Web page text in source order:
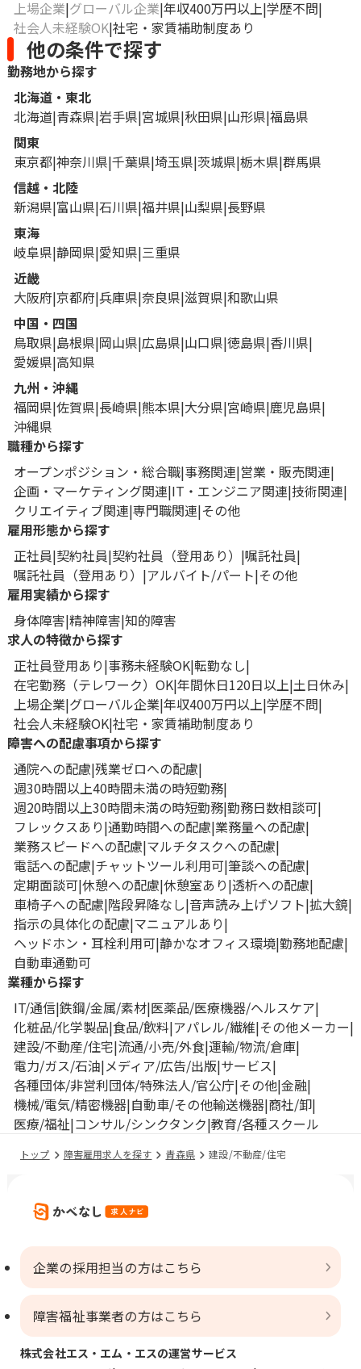
上場企業 グローバル企業 年収400万円以上 学歴不問
社会人未経験OK 社宅・家賃補助制度あり
他の条件で探す
勤務地から探す
北海道・東北
北海道 青森県 岩手県 宮城県 秋田県 山形県 福島県
関東
東京都 神奈川県 千葉県 埼玉県 茨城県 栃木県 群馬県
信越・北陸
新潟県 富山県 石川県 福井県 山梨県 長野県
東海
岐阜県 静岡県 愛知県 三重県
近畿
大阪府 京都府 兵庫県 奈良県 滋賀県 和歌山県
中国・四国
鳥取県 島根県 岡山県 広島県 山口県 徳島県 香川県
愛媛県 高知県
九州・沖縄
福岡県 佐賀県 長崎県 熊本県 大分県 宮崎県 鹿児島県
沖縄県
職種から探す
オープンポジション・総合職 事務関連 営業・販売関連
企画・マーケティング関連 IT・エンジニア関連 技術関連
クリエイティブ関連 専門職関連 その他
雇用形態から探す
正社員 契約社員 契約社員（登用あり）
嘱託社員
嘱託社員（登用あり）
アルバイト/パート その他
雇用実績から探す
身体障害 精神障害 知的障害
求人の特徴から探す
正社員登用あり 事務未経験OK 転勤なし
在宅勤務（テレワーク）OK 年間休日120日以上 土日休み
上場企業 グローバル企業 年収400万円以上 学歴不問
社会人未経験OK 社宅・家賃補助制度あり
障害への配慮事項から探す
通院への配慮 残業ゼロへの配慮
週30時間以上40時間未満の時短勤務
週20時間以上30時間未満の時短勤務 勤務日数相談可
フレックスあり 通勤時間への配慮 業務量への配慮
業務スピードへの配慮 マルチタスクへの配慮
電話への配慮 チャットツール利用可 筆談への配慮
定期面談可 休憩への配慮 休憩室あり 透析への配慮
車椅子への配慮 階段昇降なし 音声読み上げソフト 拡大鏡
指示の具体化の配慮 マニュアルあり
ヘッドホン・耳栓利用可 静かなオフィス環境 勤務地配慮
自動車通勤可
業種から探す
IT/通信 鉄鋼/金属/素材 医薬品/医療機器/ヘルスケア
化粧品/化学製品 食品/飲料 アパレル/繊維 その他メーカー
建設/不動産/住宅 流通/小売/外食 運輸/物流/倉庫
電力/ガス/石油 メディア/広告/出版 サービス
各種団体/非営利団体/特殊法人/官公庁 その他 金融
機械/電気/精密機器 自動車/その他輸送機器 商社/卸
医療/福祉 コンサル/シンクタンク 教育/各種スクール
トップ 障害雇用求人を探す 青森県 建設/不動産/住宅
企業の採用担当の方はこちら
障害福祉事業者の方はこちら
株式会社エス・エム・エスの運営サービス